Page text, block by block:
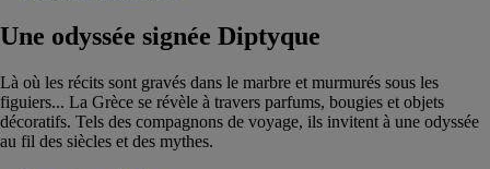
Une odyssée signée Diptyque
Là où les récits sont gravés dans le marbre et murmurés sous les
figuiers... La Grèce se révèle à travers parfums, bougies et objets
décoratifs. Tels des compagnons de voyage, ils invitent à une odyssée
au fil des siècles et des mythes.